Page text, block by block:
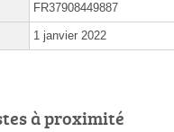
FR37908449887
1 janvier 2022
à proximité